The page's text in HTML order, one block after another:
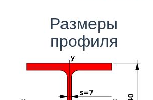
Размеры
профиля